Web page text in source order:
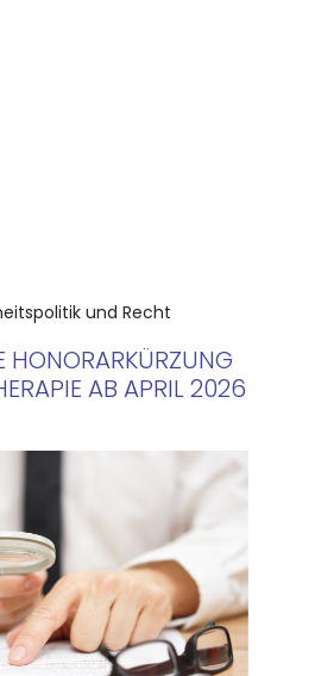
und Recht
HONORARKÜRZUNG
AB APRIL 2026